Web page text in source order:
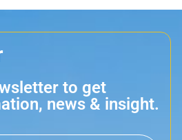
to get
news & insight.